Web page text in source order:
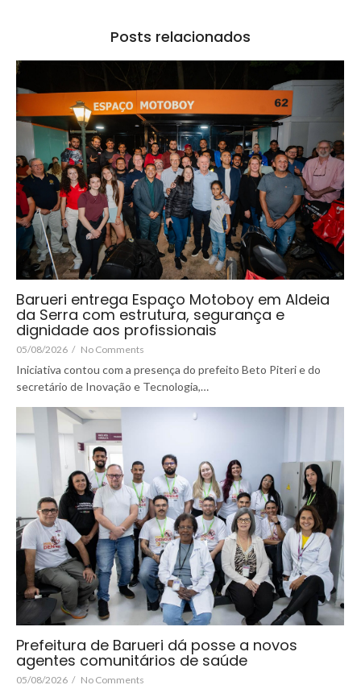
Posts relacionados
Barueri entrega Espaço Motoboy em Aldeia
da Serra com estrutura, segurança e
dignidade aos profissionais
05/08/2026 / No Comments
Iniciativa contou com a presença do prefeito Beto Piteri e do
secretário de Inovação e Tecnologia,…
Prefeitura de Barueri dá posse a novos
agentes comunitários de saúde
05/08/2026 / No Comments